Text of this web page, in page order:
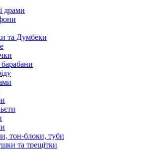
драми
та Думбеки
барабани
тон-блоки, туби
та трещітки